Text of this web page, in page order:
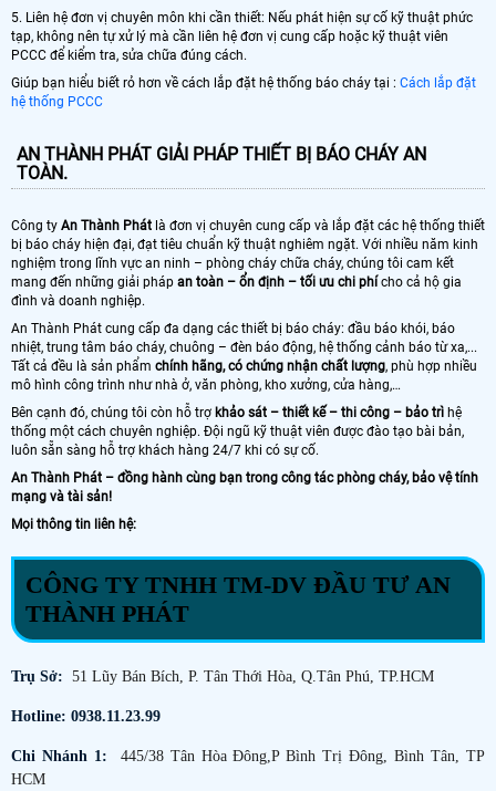
5. Liên hệ đơn vị chuyên môn khi cần thiết: Nếu phát hiện sự cố kỹ thuật phức
tạp, không nên tự xử lý mà cần liên hệ đơn vị cung cấp hoặc kỹ thuật viên
PCCC để kiểm tra, sửa chữa đúng cách.
Giúp bạn hiểu biết rỏ hơn về cách lắp đặt hệ thống báo cháy tại : Cách lắp đặt
hệ thống PCCC
AN THÀNH PHÁT GIẢI PHÁP THIẾT BỊ BÁO CHÁY AN
TOÀN.
Công ty An Thành Phát là đơn vị chuyên cung cấp và lắp đặt các hệ thống thiết
bị báo cháy hiện đại, đạt tiêu chuẩn kỹ thuật nghiêm ngặt. Với nhiều năm kinh
nghiệm trong lĩnh vực an ninh – phòng cháy chữa cháy, chúng tôi cam kết
mang đến những giải pháp an toàn – ổn định – tối ưu chi phí cho cả hộ gia
đình và doanh nghiệp.
An Thành Phát cung cấp đa dạng các thiết bị báo cháy: đầu báo khói, báo
nhiệt, trung tâm báo cháy, chuông – đèn báo động, hệ thống cảnh báo từ xa,...
Tất cả đều là sản phẩm chính hãng, có chứng nhận chất lượng, phù hợp nhiều
mô hình công trình như nhà ở, văn phòng, kho xưởng, cửa hàng,…
Bên cạnh đó, chúng tôi còn hỗ trợ khảo sát – thiết kế – thi công – bảo trì hệ
thống một cách chuyên nghiệp. Đội ngũ kỹ thuật viên được đào tạo bài bản,
luôn sẵn sàng hỗ trợ khách hàng 24/7 khi có sự cố.
An Thành Phát – đồng hành cùng bạn trong công tác phòng cháy, bảo vệ tính
mạng và tài sản!
Mọi thông tin liên hệ:
CÔNG TY TNHH TM-DV ĐẦU TƯ AN
THÀNH PHÁT
Trụ Sở: 51 Lũy Bán Bích, P. Tân Thới Hòa, Q.Tân Phú, TP.HCM
Hotline: 0938.11.23.99
Chi Nhánh 1:
445/38 Tân Hòa Đông,P Bình Trị Đông, Bình Tân, TP
HCM